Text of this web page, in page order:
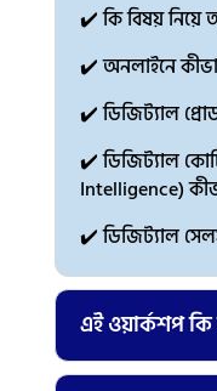
✔️ কি বিষয় নিয়ে
✔️ অনলাইনে
✔️ ডিজিট্যাল
✔️ ডিজিট্যাল
Intelligence)
✔️ ডিজিট্যাল
এই ওয়ার্কশপ কি